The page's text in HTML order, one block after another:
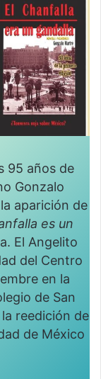
95 años de
Gonzalo
aparición de
es un
El Angelito
del Centro
en la
de San
reedición de
de México